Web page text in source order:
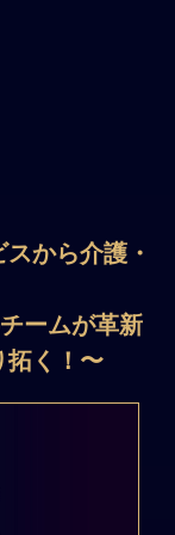
から介護・
ームが革新
拓く！〜